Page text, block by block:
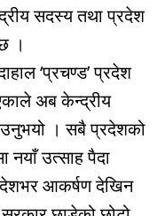
सदस्य तथा प्रदेश
।
‘प्रचण्ड’ प्रदेश
अब केन्द्रीय
। सबै प्रदेशको
नयाँ उत्साह पैदा
देशभर आकर्षण देखिन